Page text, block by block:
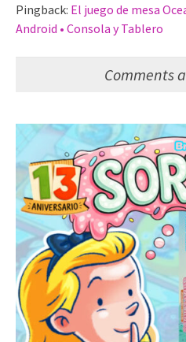
Pingback: El juego de mesa
Android • Consola y Tablero
Comments